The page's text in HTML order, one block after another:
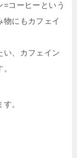
=コーヒーという
物にもカフェイ
い、カフェイン
。